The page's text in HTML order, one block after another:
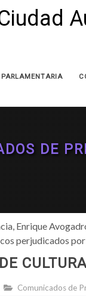
DE
Enrique
perjudicados
Comunicados de